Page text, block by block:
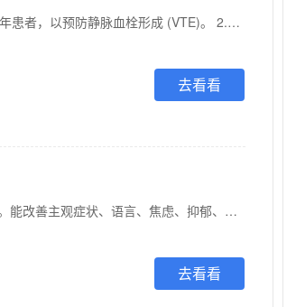
【功能主治】 成人： 1.用于择期髓关节或膝关节置换手术成年患者，以预防静脉血栓形成 (VTE)。 2.用于治疗成人深静脉血栓形成 (DVT) 和肺栓塞 (PE)；在完成至少6个月初始治疗后DVT和/或PE复发风险持续存在的患者中，用于降低DVT和/或PE复发的风险。 3.用于具有一种或多种危险因素（例如：充血性心力衰竭、高血压、年龄=75岁、糖尿病、 卒中或短暂性脑缺血发作病史）的非瓣膜性房颤成年患者，以降低卒中和体循环栓塞的风险。 儿科人群： 用于18岁以下且体重为30 kg-50 kg及50kg以上的儿童和青少年静脉血栓栓塞症(VTE)患者经过初始非口服抗凝治疗系S天后的VTE治疗及预防VTE复发。
去看看
【功能主治】 慢性脑血管病及脑外伤等所引起的脑功能损害。能改善主观症状、语言、焦虑、抑郁、记忆减退、智能下降等精神行为障碍。
去看看